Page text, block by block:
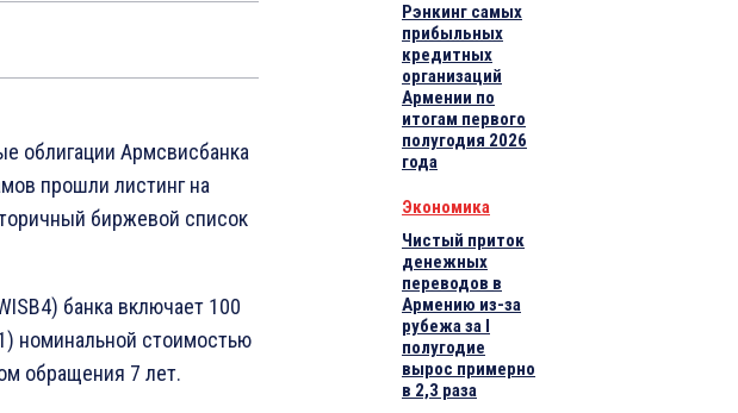
облигации Армсвисбанка
прошли листинг на
биржевой список
банка включает 100
номинальной стоимостью
обращения 7 лет.
Рэнкинг самых
прибыльных
кредитных
организаций
Армении по
итогам первого
полугодия 2026
года
Экономика
Чистый приток
денежных
переводов в
Армению из-за
рубежа за I
полугодие
вырос примерно
в 2,3 раза